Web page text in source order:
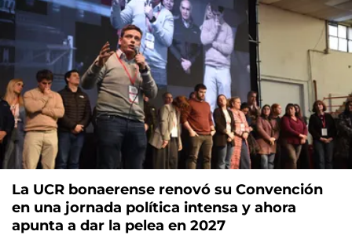
La UCR bonaerense renovó su Convención
en una jornada política intensa y ahora
apunta a dar la pelea en 2027